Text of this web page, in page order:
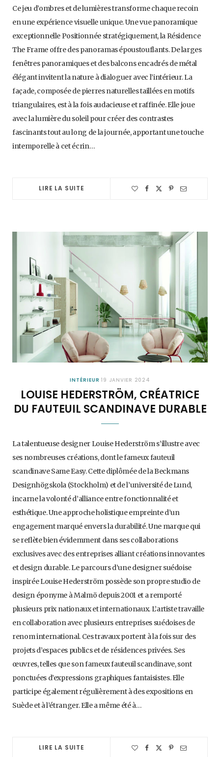
Ce jeu d’ombres et de lumières transforme chaque recoin
en une expérience visuelle unique. Une vue panoramique
exceptionnelle Positionnée stratégiquement, la Résidence
The Frame offre des panoramas époustouflants. De larges
fenêtres panoramiques et des balcons encadrés de métal
élégant invitent la nature à dialoguer avec l’intérieur. La
façade, composée de pierres naturelles taillées en motifs
triangulaires, est à la fois audacieuse et raffinée. Elle joue
avec la lumière du soleil pour créer des contrastes
fascinants tout au long de la journée, apportant une touche
intemporelle à cet écrin…
LIRE LA SUITE
INTÉRIEUR 19 JANVIER 2024
LOUISE HEDERSTRÖM, CRÉATRICE
DU FAUTEUIL SCANDINAVE DURABLE
La talentueuse designer Louise Hederström s’illustre avec
ses nombreuses créations, dont le fameux fauteuil
scandinave Same Easy. Cette diplômée de la Beckmans
Designhögskola (Stockholm) et de l’université de Lund,
incarne la volonté d’alliance entre fonctionnalité et
esthétique. Une approche holistique empreinte d’un
engagement marqué envers la durabilité. Une marque qui
se reflète bien évidemment dans ses collaborations
exclusives avec des entreprises alliant créations innovantes
et design durable. Le parcours d’une designer suédoise
inspirée Louise Hederström possède son propre studio de
design éponyme à Malmö depuis 2001 et a remporté
plusieurs prix nationaux et internationaux. L’artiste travaille
en collaboration avec plusieurs entreprises suédoises de
renom international. Ces travaux portent à la fois sur des
projets d’espaces publics et de résidences privées. Ses
œuvres, telles que son fameux fauteuil scandinave, sont
ponctuées d’expressions graphiques fantaisistes. Elle
participe également régulièrement à des expositions en
Suède et à l’étranger. Elle a même été à…
LIRE LA SUITE